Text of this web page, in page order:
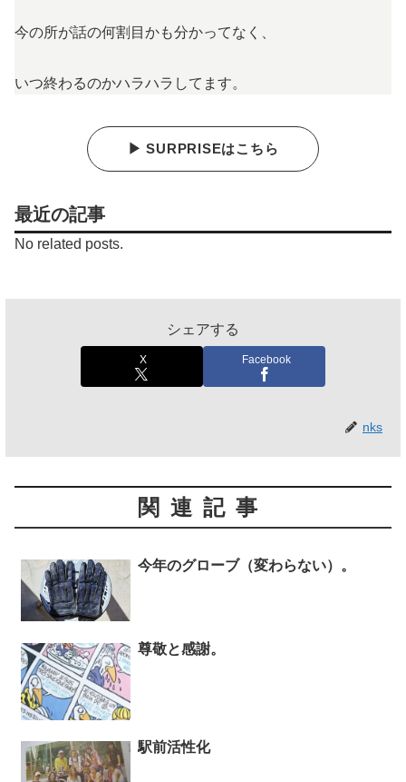
今の所が話の何割目かも分かってなく、
いつ終わるのかハラハラしてます。
▶ SURPRISEはこちら
最近の記事
No related posts.
シェアする
X Facebook
nks
関連記事
今年のグローブ（変わらない）。
尊敬と感謝。
駅前活性化